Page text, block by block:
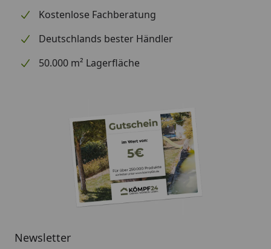
Kostenlose Fachberatung
Deutschlands bester Händler
50.000 m² Lagerfläche
Newsletter